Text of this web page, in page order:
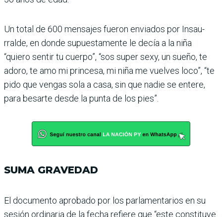
Un total de 600 mensajes fueron enviados por Insau­
rralde, en donde supues­tamente le decía a la niña
“quiero sentir tu cuerpo”, “sos super sexy, un sueño, te
adoro, te amo mi princesa, mi niña me vuelves loco”, “te
pido que vengas sola a casa, sin que nadie se entere,
para besarte desde la punta de los pies”.
SUMA GRAVEDAD
El documento aprobado por los parlamentarios en su
sesión ordinaria de la fecha refiere que “este constituye